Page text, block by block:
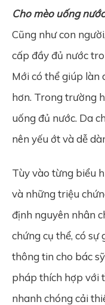
Cho mèo uống
Cũng như con
cấp đầy đủ nước
Mới có thể giúp làn
hơn. Trong trường
uống đủ nước. Da
nên yếu ớt và dễ
Tùy vào từng biểu
và những triệu
định nguyên nhân
chứng cụ thể, có sự
thông tin cho bác
pháp thích hợp với
nhanh chóng cải